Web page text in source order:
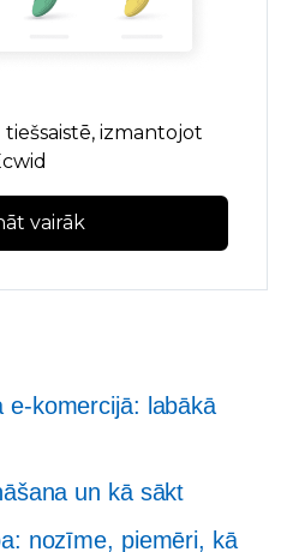
izmantojot
vairāk
e-komercijā: labākā
un kā sākt
nozīme, piemēri, kā